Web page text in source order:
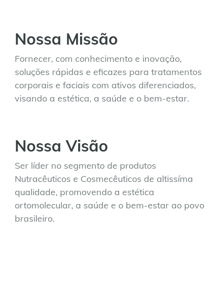
Nossa Missão
Fornecer, com conhecimento e inovação,
soluções rápidas e eficazes para tratamentos
corporais e faciais com ativos diferenciados,
visando a estética, a saúde e o bem-estar.
Nossa Visão
Ser líder no segmento de produtos
Nutracêuticos e Cosmecêuticos de altissíma
qualidade, promovendo a estética
ortomolecular, a saúde e o bem-estar ao povo
brasileiro.